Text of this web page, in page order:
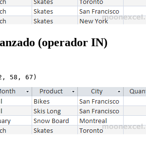
(operador IN)